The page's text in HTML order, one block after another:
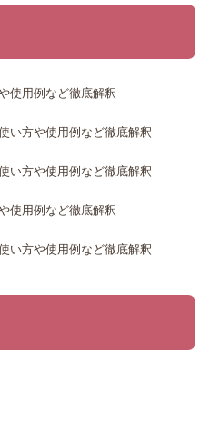
使用例など徹底解釈
い方や使用例など徹底解釈
い方や使用例など徹底解釈
使用例など徹底解釈
い方や使用例など徹底解釈